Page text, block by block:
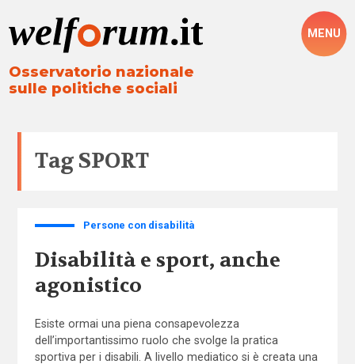
Osservatorio nazionale
sulle politiche sociali
MENU
Tag SPORT
Persone con disabilità
Disabilità e sport, anche
agonistico
Esiste ormai una piena consapevolezza
dell’importantissimo ruolo che svolge la pratica
sportiva per i disabili. A livello mediatico si è creata una